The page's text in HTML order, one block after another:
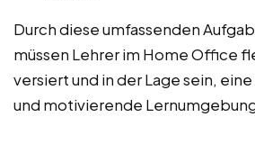
Durch diese umfassenden
müssen Lehrer im Home Office
versiert und in der Lage sein,
und motivierende